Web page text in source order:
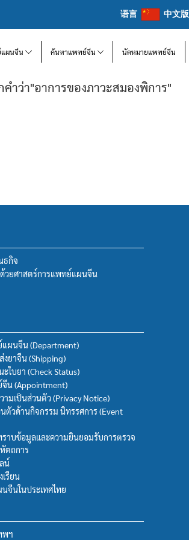
语言 中文版
แผนจีน ค้นหาแพทย์จีน นัดหมายแพทย์จีน
ำว่า"อาการของภาวะสมองพิการ"
ธกิจ
ด้วยศาสตร์การแพทย์แผนจีน
แผนจีน (Department)
ยาจีน (Shipping)
ใบยา (Check Status)
น (Appointment)
ามเป็นส่วนตัว (Privacy Notice)
ตัวด้านกิจกรรม นิทรรศการ (Event
ราบข้อมูลและความยินยอมรับการตรวจ
ตถการ
น์
เรียน
จีนในประเทศไทย
พฯ